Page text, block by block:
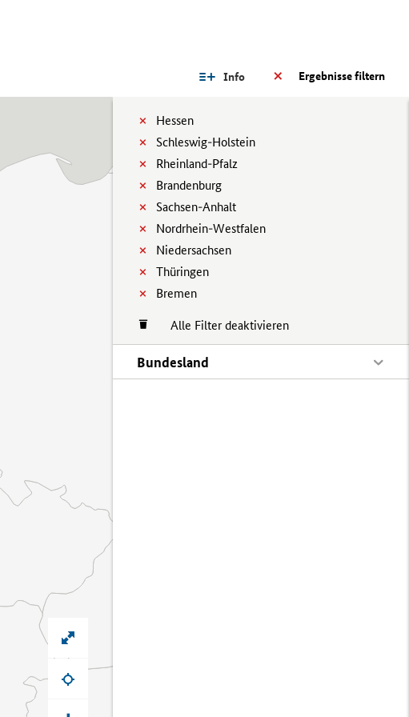
Ergebnisse filtern
Info
Hessen
Schleswig-Holstein
Rheinland-Pfalz
Brandenburg
Sachsen-Anhalt
Nordrhein-Westfalen
Niedersachsen
Thüringen
Bremen
Alle Filter deaktivieren
Bundesland